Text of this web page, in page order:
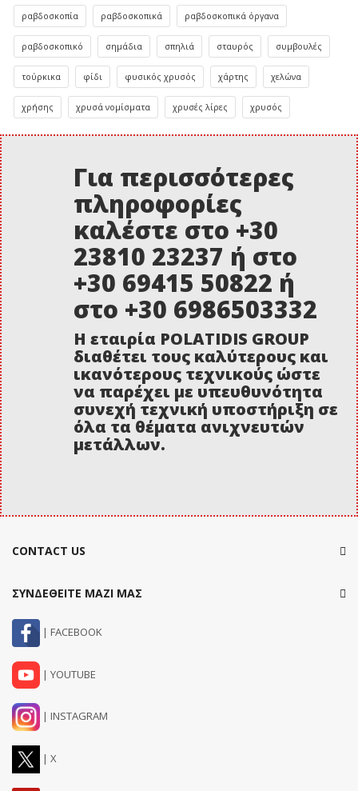
ραβδοσκοπία ραβδοσκοπικά ραβδοσκοπικά όργανα
ραβδοσκοπικό σημάδια σπηλιά σταυρός συμβουλές
τούρκικα φίδι φυσικός χρυσός χάρτης χελώνα
χρήσης χρυσά νομίσματα χρυσές λίρες χρυσός
Για περισσότερες
πληροφορίες
καλέστε στο +30
23810 23237 ή στο
+30 69415 50822 ή
στο +30 6986503332
Η εταιρία POLATIDIS GROUP
διαθέτει τους καλύτερους και
ικανότερους τεχνικούς ώστε
να παρέχει με υπευθυνότητα
συνεχή τεχνική υποστήριξη σε
όλα τα θέματα ανιχνευτών
μετάλλων.
CONTACT US
ΣΥΝΔΕΘΕΙΤΕ ΜΑΖΙ ΜΑΣ
| FACEBOOK
| YOUTUBE
| INSTAGRAM
| X